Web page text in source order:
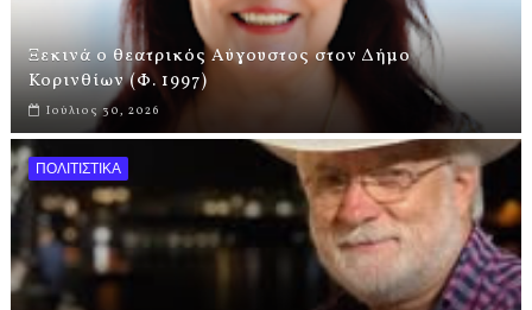
Ξεκινά ο θεατρικός Αύγουστος στον Δήμο
Κορινθίων (Φ. 1997)
Ιούλιος 30, 2026
ΠΟΛΙΤΙΣΤΙΚΑ